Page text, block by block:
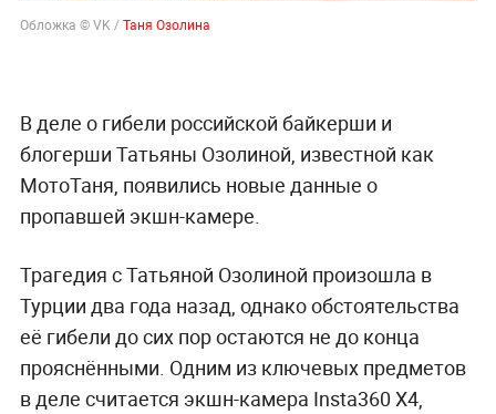
Обложка © VK /Таня Озолина
В деле о гибели российской байкерши и
блогерши Татьяны Озолиной, известной как
МотоТаня, появились новые данные о
пропавшей экшн-камере.
Трагедия с Татьяной Озолиной произошла в
Турции два года назад, однако обстоятельства
её гибели до сих пор остаются не до конца
прояснёнными. Одним из ключевых предметов
в деле считается экшн-камера Insta360 X4,